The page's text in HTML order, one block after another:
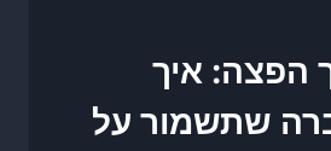
הפצה: איך
שתשמור על